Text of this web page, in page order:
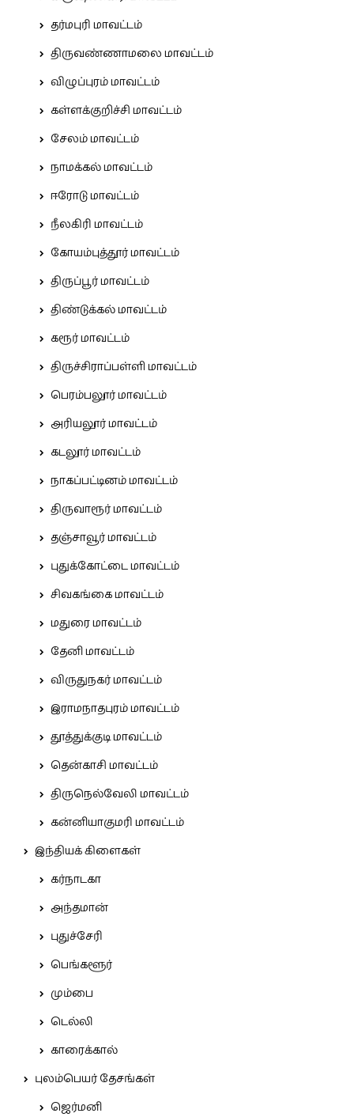
தர்மபுரி மாவட்டம்
திருவண்ணாமலை மாவட்டம்
விழுப்புரம் மாவட்டம்
கள்ளக்குறிச்சி மாவட்டம்
சேலம் மாவட்டம்
நாமக்கல் மாவட்டம்
ஈரோடு மாவட்டம்
நீலகிரி மாவட்டம்
கோயம்புத்தூர் மாவட்டம்
திருப்பூர் மாவட்டம்
திண்டுக்கல் மாவட்டம்
கரூர் மாவட்டம்
திருச்சிராப்பள்ளி மாவட்டம்
பெரம்பலூர் மாவட்டம்
அரியலூர் மாவட்டம்
கடலூர் மாவட்டம்
நாகப்பட்டினம் மாவட்டம்
திருவாரூர் மாவட்டம்
தஞ்சாவூர் மாவட்டம்
புதுக்கோட்டை மாவட்டம்
சிவகங்கை மாவட்டம்
மதுரை மாவட்டம்
தேனி மாவட்டம்
விருதுநகர் மாவட்டம்
இராமநாதபுரம் மாவட்டம்
தூத்துக்குடி மாவட்டம்
தென்காசி மாவட்டம்
திருநெல்வேலி மாவட்டம்
கன்னியாகுமரி மாவட்டம்
இந்தியக் கிளைகள்
கர்நாடகா
அந்தமான்
புதுச்சேரி
பெங்களூர்
மும்பை
டெல்லி
காரைக்கால்
புலம்பெயர் தேசங்கள்
ஜெர்மனி